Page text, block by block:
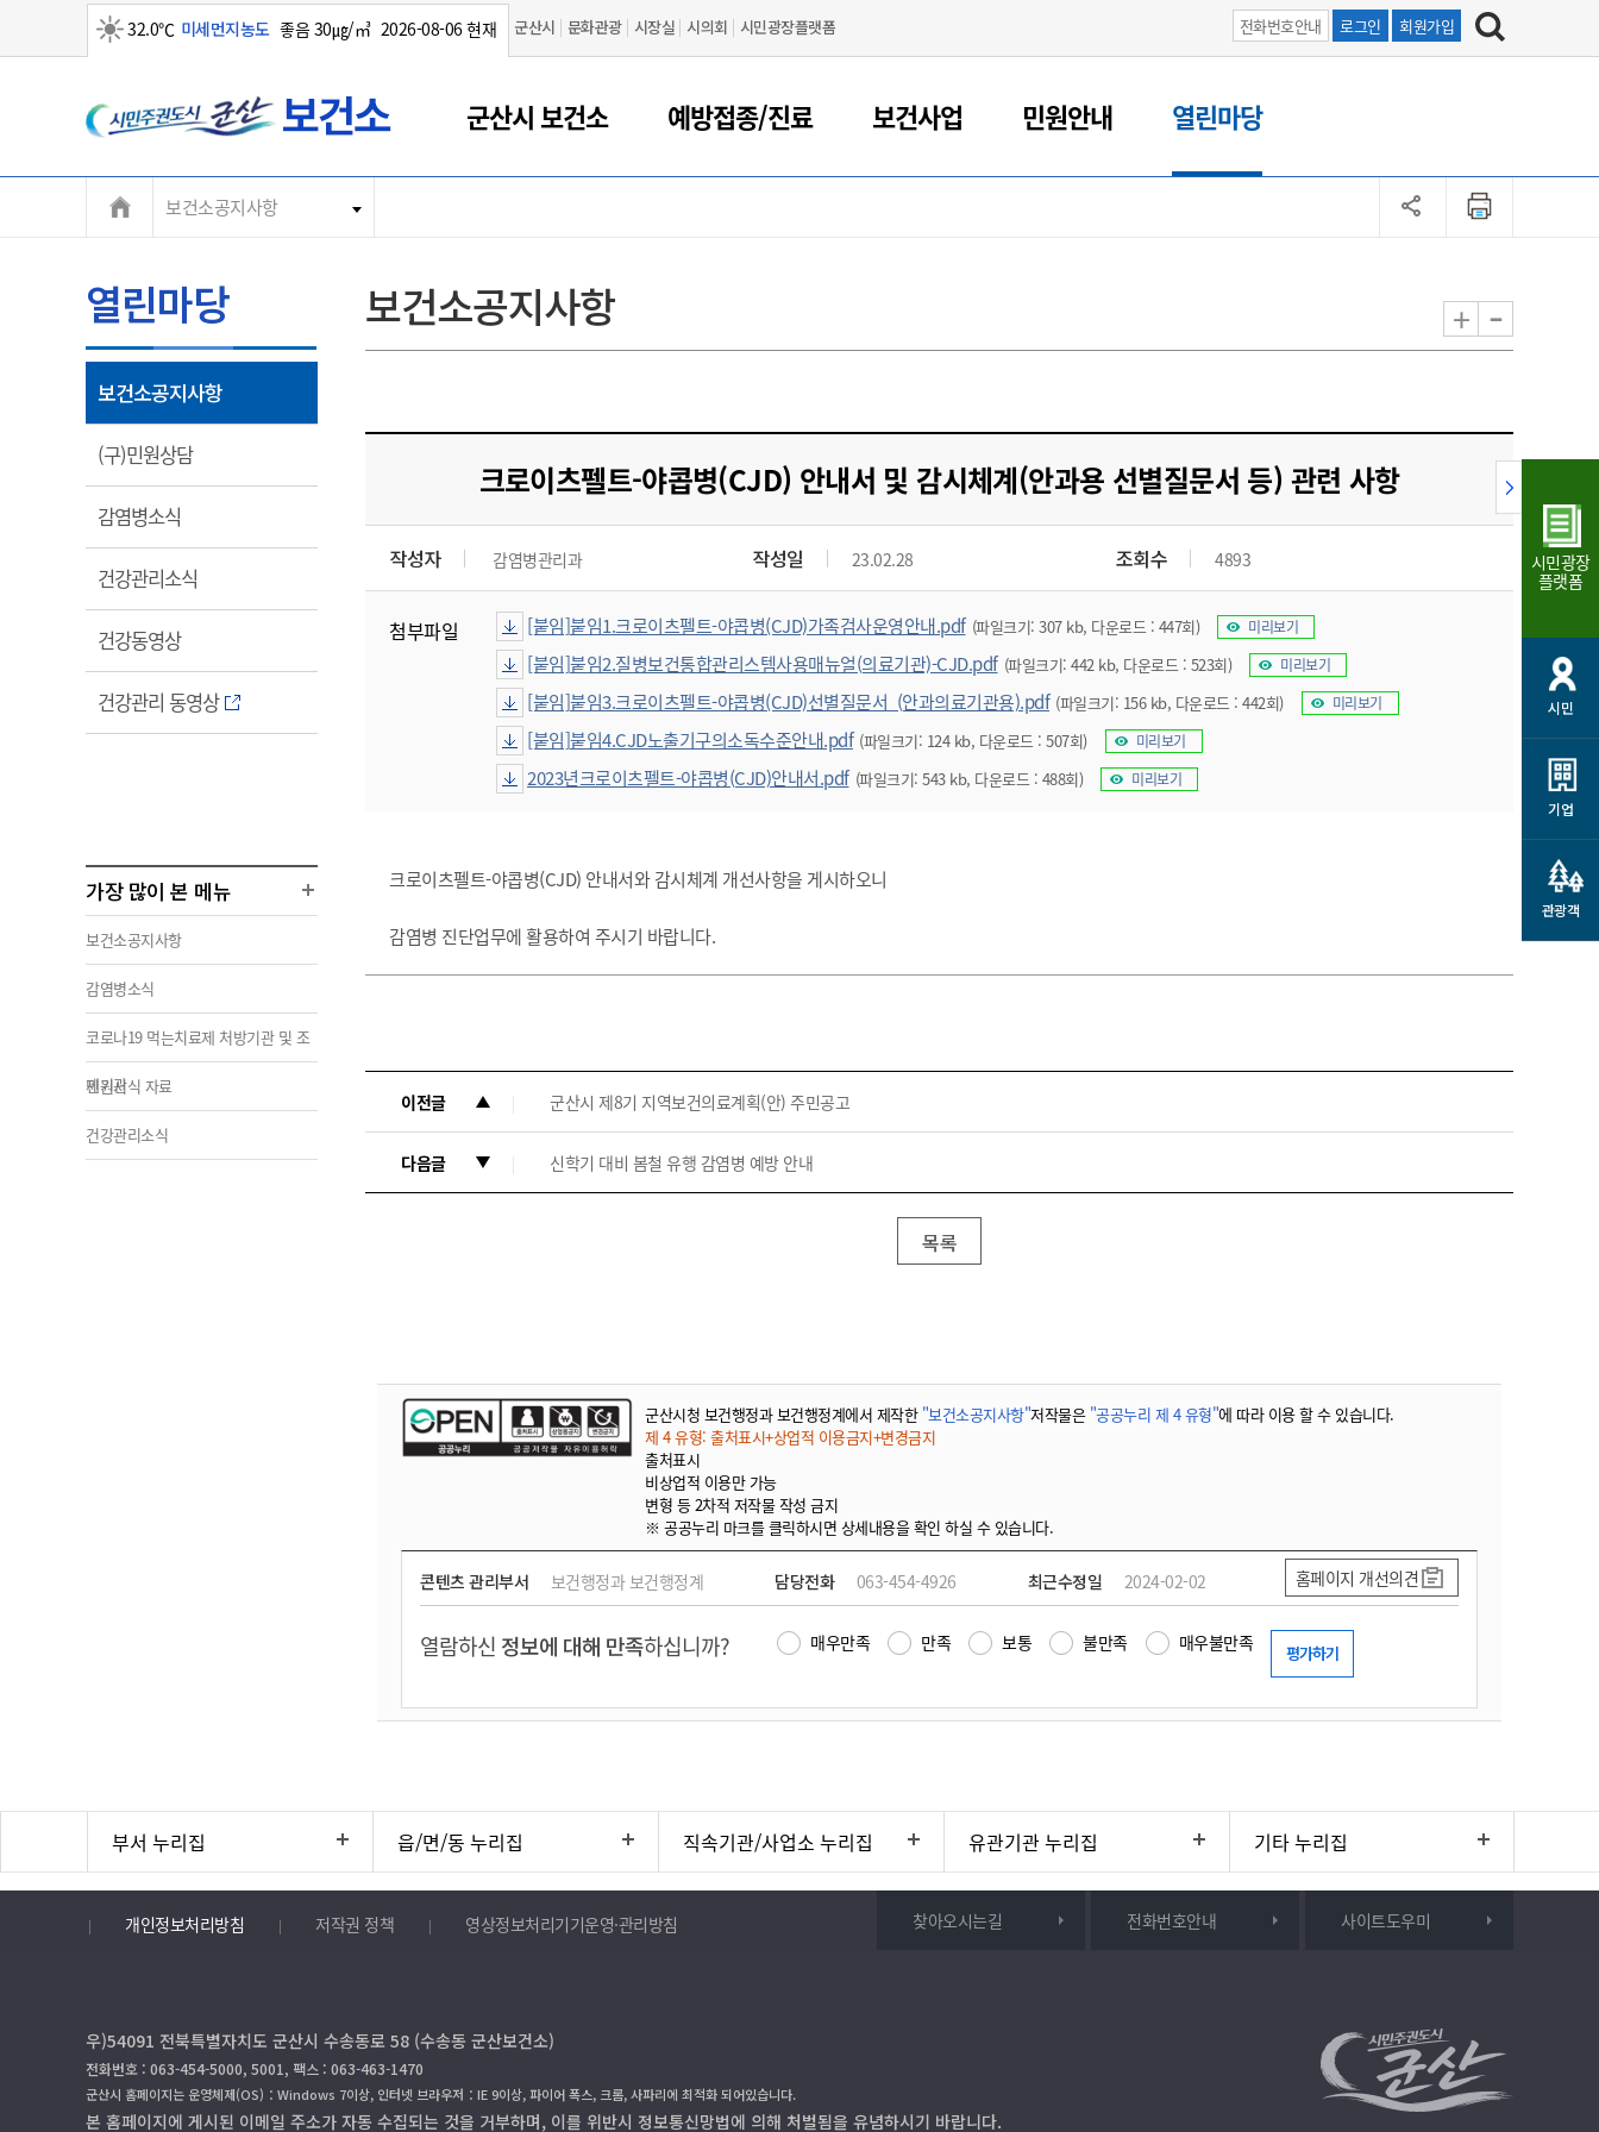
32.0℃ 미세먼지농도 좋음 30㎍/㎥ 2026-08-06 현재 군산시 문화관광 시장실 시의회 시민광장플랫폼 전화번호안내 로그인 회원가입
산
시
군산시 보건소 예방접종/진료 보건사업 민원안내 열린마당
보건소공지사항
열린마당
보건소공지사항열
림
(구)민원상담열
림
감염병소식
림
건강관리소식
림
건강동영상열
림
건강관리 동영상열
림
가장 많이 본 메뉴
보건소공지사항
감염병소식
코로나19 먹는치료제 처방기관 및 조
제기관
민원서식 자료
건강관리소식
보건소공지사항 + -
크로이츠펠트-야콥병(CJD) 안내서 및 감시체계(안과용 선별질문서 등) 관련 사항
작성자 감염병관리과 작성일 23.02.28 조회수 4893
첨부파일 [붙임]붙임1.크로이츠펠트-야콥병(CJD)가족검사운영안내.pdf (파일크기: 307 kb, 다운로드 : 447회) 미리보기
[붙임]붙임2.질병보건통합관리스템사용매뉴얼(의료기관)-CJD.pdf (파일크기: 442 kb, 다운로드 : 523회) 미리보기
[붙임]붙임3.크로이츠펠트-야콥병(CJD)선별질문서_(안과의료기관용).pdf (파일크기: 156 kb, 다운로드 : 442회) 미리보기
[붙임]붙임4.CJD노출기구의소독수준안내.pdf (파일크기: 124 kb, 다운로드 : 507회) 미리보기
2023년크로이츠펠트-야콥병(CJD)안내서.pdf (파일크기: 543 kb, 다운로드 : 488회) 미리보기
크로이츠펠트-야콥병(CJD) 안내서와 감시체계 개선사항을 게시하오니
감염병 진단업무에 활용하여 주시기 바랍니다.
이전글 군산시 제8기 지역보건의료계획(안) 주민공고
다음글 신학기 대비 봄철 유행 감염병 예방 안내
목록
군산시청 보건행정과 보건행정계에서 제작한 "보건소공지사항"저작물은 "공공누리 제 4 유형"에 따라 이용 할 수 있습니다.
제 4 유형: 출처표시+상업적 이용금지+변경금지
출처표시
비상업적 이용만 가능
변형 등 2차적 저작물 작성 금지
※ 공공누리 마크를 클릭하시면 상세내용을 확인 하실 수 있습니다.
콘텐츠 관리부서 보건행정과 보건행정계 담당전화 063-454-4926 최근수정일 2024-02-02 홈페이지 개선의견
열람하신 정보에 대해 만족하십니까? 매우만족 만족 보통 불만족 매우불만족
부서 누리집 읍/면/동 누리집 직속기관/사업소 누리집 유관기관 누리집 기타 누리집
개인정보처리방침 저작권 정책 영상정보처리기기운영·관리방침 찾아오시는길 전화번호안내 사이트도우미
우)54091 전북특별자치도 군산시 수송동로 58 (수송동 군산보건소)
전화번호 : 063-454-5000, 5001, 팩스 : 063-463-1470
군산시 홈페이지는 운영체제(OS)：Windows 7이상, 인터넷 브라우저：IE 9이상, 파이어 폭스, 크롬, 사파리에 최적화 되어있습니다.
본 홈페이지에 게시된 이메일 주소가 자동 수집되는 것을 거부하며, 이를 위반시 정보통신망법에 의해 처벌됨을 유념하시기 바랍니다.
시민광장
플랫폼
시민
기업
관광객